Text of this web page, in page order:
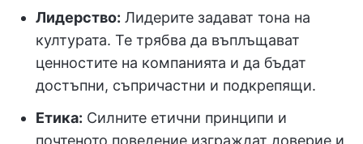
Лидерство: Лидерите задават тона на
културата. Те трябва да въплъщават
ценностите на компанията и да бъдат
достъпни, съпричастни и подкрепящи.
Етика: Силните етични принципи и
почтеното поведение изграждат доверие и